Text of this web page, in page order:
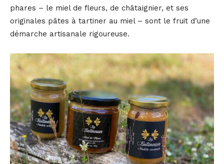
phares – le miel de fleurs, de châtaignier, et ses
originales pâtes à tartiner au miel – sont le fruit d’une
démarche artisanale rigoureuse.